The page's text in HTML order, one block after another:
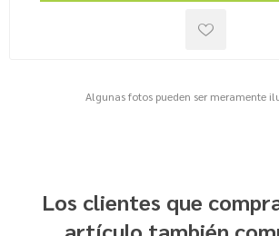
Algunas fotos pueden ser meramente
Los clientes que